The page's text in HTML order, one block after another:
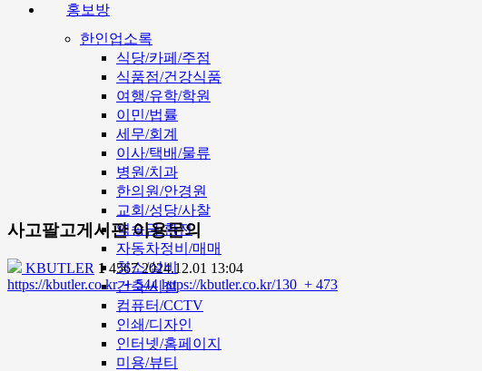
홍보방
한인업소록
식당/카페/주점
식품점/건강식품
여행/유학/학원
이민/법률
세무/회계
이사/택배/물류
병원/치과
한의원/안경원
교회/성당/사찰
역송금/환전
자동차정비/매매
청소/설비
건축/시설
컴퓨터/CCTV
인쇄/디자인
인터넷/홈페이지
미용/뷰티
사고팔고게시판 이용문의
KBUTLER 1 45672024.12.01 13:04
https://kbutler.co.kr+ 544 https://kbutler.co.kr/130 + 473